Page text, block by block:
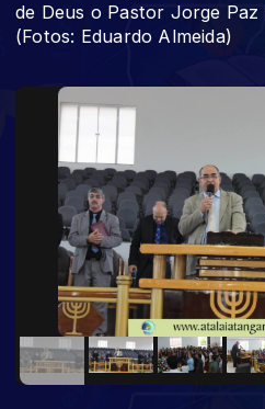
de Deus o Pastor Jorge Paz
(Fotos: Eduardo Almeida)